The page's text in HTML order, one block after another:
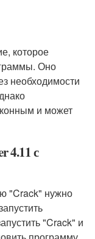
которое
Оно
необходимости
и может
4.11 с
"Crack" нужно
"Crack" и